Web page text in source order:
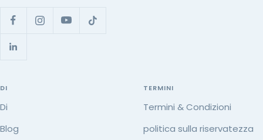
DI
Di
Blog
TERMINI
Termini & Condizioni
politica sulla riservatezza